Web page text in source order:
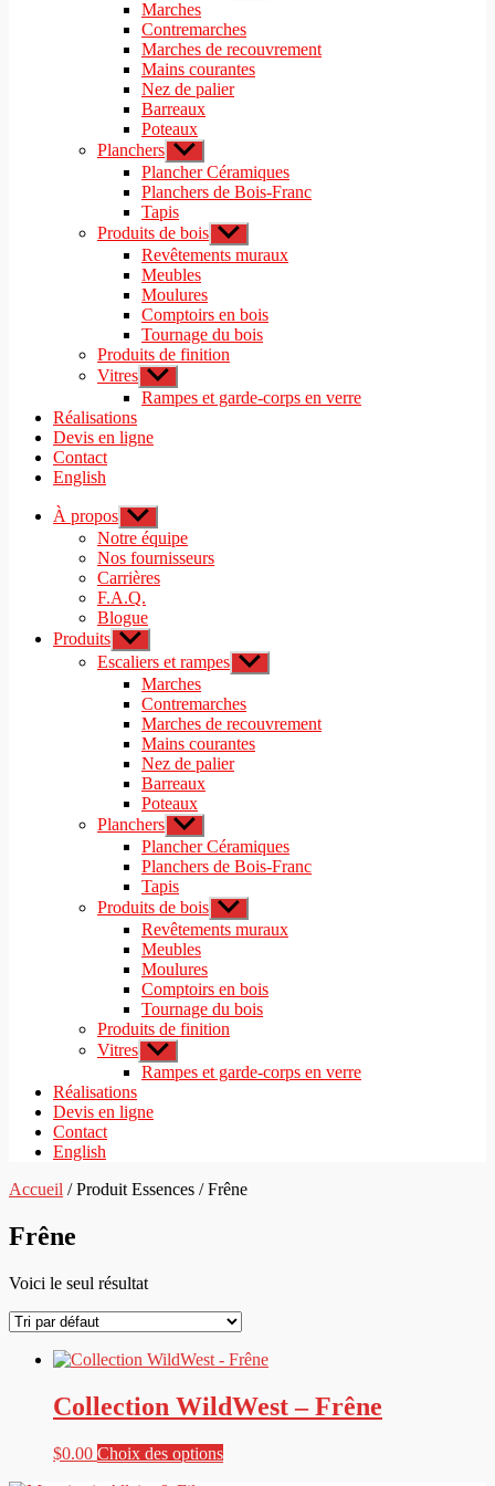
menu
le
menu
Marches
Contremarches
Marches de recouvrement
Mains courantes
Nez de palier
Barreaux
Poteaux
Planchers Afficher
le
sous-
menu
Plancher Céramiques
Planchers de Bois-Franc
Tapis
Produits de bois Afficher
le
sous-
Revêtements muraux
Meubles
Moulures
Comptoirs en bois
Tournage du bois
Produits de finition
Vitres Afficher
le
sous-
Rampes et garde-corps en verre
Réalisations
Devis en ligne
Contact
English
À propos Afficher
le
sous-
menu
Notre équipe
Nos fournisseurs
Carrières
F.A.Q.
Blogue
Produits Afficher
le
sous-
menu
Escaliers et rampes Afficher
le
menu
Marches
Contremarches
Marches de recouvrement
Mains courantes
Nez de palier
Barreaux
Poteaux
Planchers Afficher
le
sous-
menu
Plancher Céramiques
Planchers de Bois-Franc
Tapis
Produits de bois Afficher
le
sous-
Revêtements muraux
Meubles
Moulures
Comptoirs en bois
Tournage du bois
Produits de finition
Vitres Afficher
le
sous-
Rampes et garde-corps en verre
Réalisations
Devis en ligne
Contact
English
Accueil / Produit Essences / Frêne
Frêne
Voici le seul résultat
Collection WildWest – Frêne
$0.00 Choix des optionsCe